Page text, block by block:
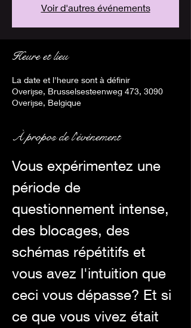
Voir d'autres événements
Heure et lieu
La date et l'heure sont à définir
Overijse, Brusselsesteenweg 473, 3090
Overijse, Belgique
À propos de l'événement
Vous expérimentez une
période de
questionnement intense,
des blocages, des
schémas répétitifs et
vous avez l'intuition que
ceci vous dépasse? Et si
ce que vous vivez était